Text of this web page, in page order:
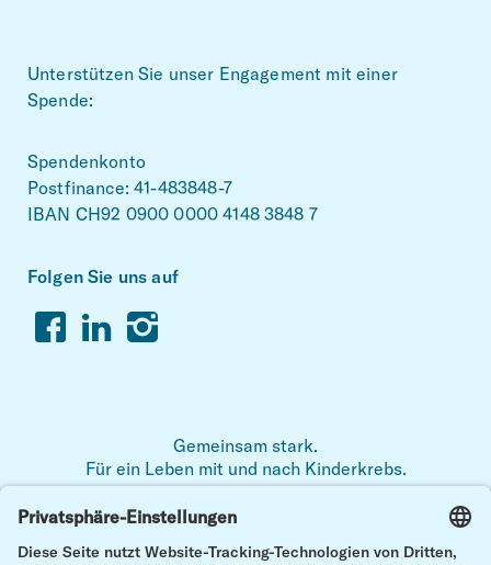
Unterstützen Sie unser Engagement mit einer
Spende:
Spendenkonto
Postfinance: 41-483848-7
IBAN CH92 0900 0000 4148 3848 7
Folgen Sie uns auf
FacebookLinkedinInstagram
Gemeinsam stark.
Für ein Leben mit und nach Kinderkrebs.